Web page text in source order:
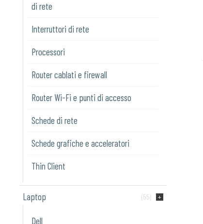
di rete
Interruttori di rete
Processori
Router cablati e firewall
Router Wi-Fi e punti di accesso
Schede di rete
Schede grafiche e acceleratori
Thin Client
Laptop (55)
Dell